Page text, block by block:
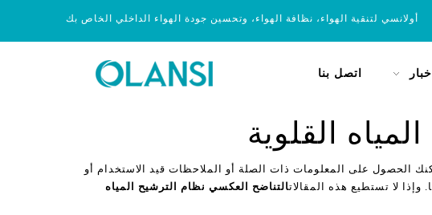
أولانسي لتنقية الهواء، نظافة الهواء، وتحسين جودة الهواء الداخلي الخاص بك
أخبار اتصل بنا
القلوية
الحصول على المعلومات ذات الصلة أو الملاحظات قيد الاستخدام أو
لا تستطيع هذه المقالاتالتناضح العكسي نظام الترشيح المياه